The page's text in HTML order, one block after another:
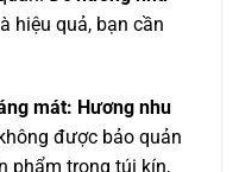
hiệu quả, bạn cần
mát: Hương nhu
được bảo quản
phẩm trong túi kín,